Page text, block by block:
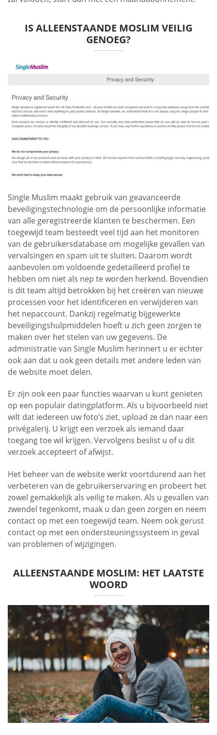
IS ALLEENSTAANDE MOSLIM VEILIG
GENOEG?
Single Muslim maakt gebruik van geavanceerde
beveiligingstechnologie om de persoonlijke informatie
van alle geregistreerde klanten te beschermen. Een
toegewijd team besteedt veel tijd aan het monitoren
van de gebruikersdatabase om mogelijke gevallen van
vervalsingen en spam uit te sluiten. Daarom wordt
aanbevolen om voldoende gedetailleerd profiel te
hebben om niet als nep te worden herkend. Bovendien
is dit team altijd betrokken bij het creëren van nieuwe
processen voor het identificeren en verwijderen van
het nepaccount. Dankzij regelmatig bijgewerkte
beveiligingshulpmiddelen hoeft u zich geen zorgen te
maken over het stelen van uw gegevens. De
administratie van Single Muslim herinnert u er echter
ook aan dat u ook geen details met andere leden van
de website moet delen.
Er zijn ook een paar functies waarvan u kunt genieten
op een populair datingplatform. Als u bijvoorbeeld niet
wilt dat iedereen uw foto’s ziet, upload ze dan naar een
privégalerij. U krijgt een verzoek als iemand daar
toegang toe wil krijgen. Vervolgens beslist u of u dit
verzoek accepteert of afwijst.
Het beheer van de website werkt voortdurend aan het
verbeteren van de gebruikerservaring en probeert het
zowel gemakkelijk als veilig te maken. Als u gevallen van
zwendel tegenkomt, maak u dan geen zorgen en neem
contact op met een toegewijd team. Neem ook gerust
contact op met een ondersteuningssysteem in geval
van problemen of wijzigingen.
ALLEENSTAANDE MOSLIM: HET LAATSTE
WOORD